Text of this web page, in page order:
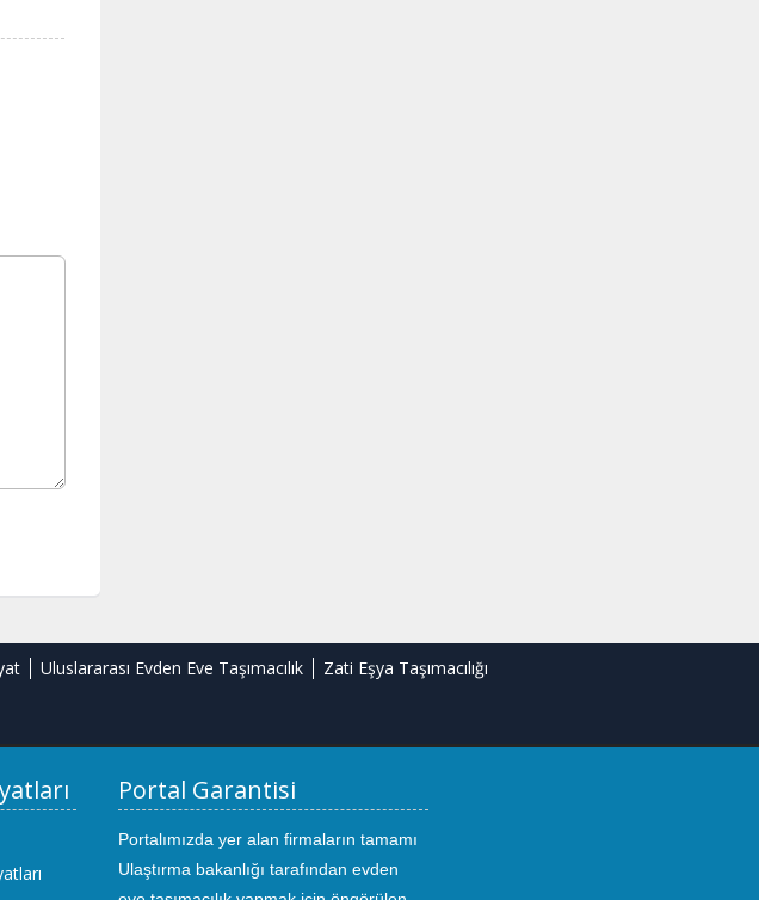
Uluslararası Evden Eve Taşımacılık Zati Eşya Taşımacılığı
Portal Garantisi
Portalımızda yer alan firmaların tamamı
Ulaştırma bakanlığı tarafından evden